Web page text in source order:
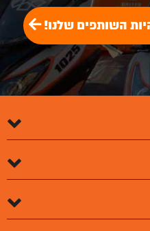
השותפים שלנו!